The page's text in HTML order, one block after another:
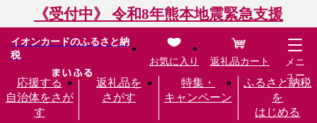
《受付中》 令和8年熊本地震緊急支援
イオンカードのふるさと納
税
応援する
自治体をさが
す
返礼品を
さがす
特集・
キャンペーン
ふるさと納税
を
はじめる
お気に入り 返礼品カート
メニ
ュー